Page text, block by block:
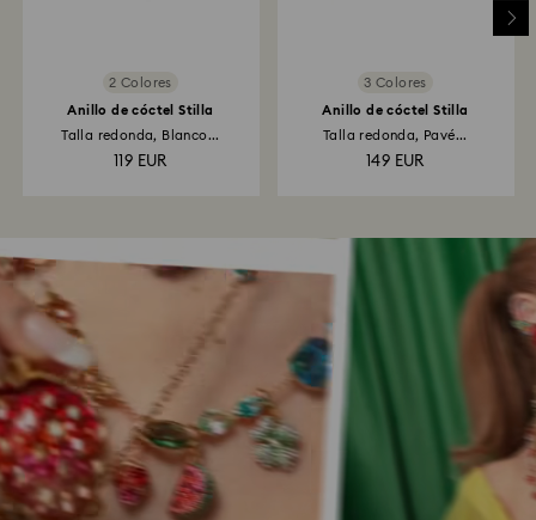
2 Colores
Anillo de cóctel Stilla
Talla redonda, Blanco...
119 EUR
3 Colores
Anillo de cóctel Stilla
Talla redonda, Pavé...
149 EUR